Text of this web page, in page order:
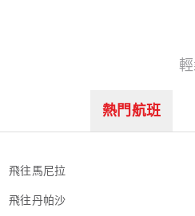
熱門航班
飛往馬尼拉
飛往丹帕沙